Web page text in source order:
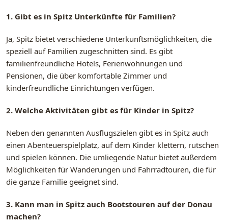
1. Gibt es in Spitz Unterkünfte für Familien?
Ja, Spitz bietet verschiedene Unterkunftsmöglichkeiten, die
speziell auf Familien zugeschnitten sind. Es gibt
familienfreundliche Hotels, Ferienwohnungen und
Pensionen, die über komfortable Zimmer und
kinderfreundliche Einrichtungen verfügen.
2. Welche Aktivitäten gibt es für Kinder in Spitz?
Neben den genannten Ausflugszielen gibt es in Spitz auch
einen Abenteuerspielplatz, auf dem Kinder klettern, rutschen
und spielen können. Die umliegende Natur bietet außerdem
Möglichkeiten für Wanderungen und Fahrradtouren, die für
die ganze Familie geeignet sind.
3. Kann man in Spitz auch Bootstouren auf der Donau
machen?